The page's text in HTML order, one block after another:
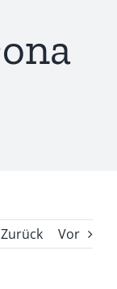
Zurück Vor